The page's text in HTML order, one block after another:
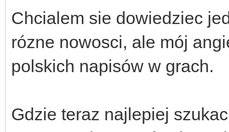
Chcialem sie dowiedziec
rózne nowosci, ale mój
polskich napisów w grach.
Gdzie teraz najlepiej